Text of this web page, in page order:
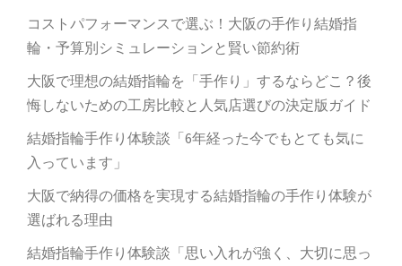
コストパフォーマンスで選ぶ！大阪の手作り結婚指
輪・予算別シミュレーションと賢い節約術
大阪で理想の結婚指輪を「手作り」するならどこ？後
悔しないための工房比較と人気店選びの決定版ガイド
結婚指輪手作り体験談「6年経った今でもとても気に
入っています」
大阪で納得の価格を実現する結婚指輪の手作り体験が
選ばれる理由
結婚指輪手作り体験談「思い入れが強く、大切に思っ